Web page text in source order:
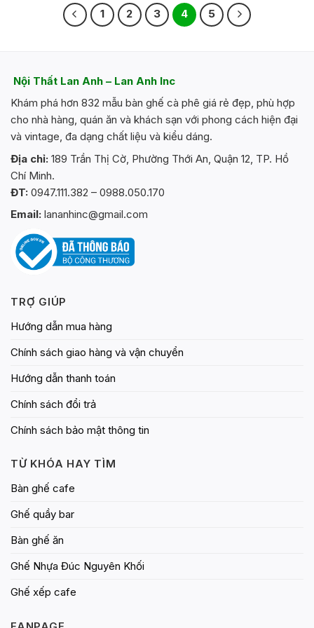
1 2 3 4 5
Nội Thất Lan Anh – Lan Anh Inc
Khám phá hơn 832 mẫu bàn ghế cà phê giá rẻ đẹp, phù hợp
cho nhà hàng, quán ăn và khách sạn với phong cách hiện đại
và vintage, đa dạng chất liệu và kiểu dáng.
Địa chỉ: 189 Trần Thị Cờ, Phường Thới An, Quận 12, TP. Hồ
Chí Minh.
ĐT: 0947.111.382 – 0988.050.170
Email: lananhinc@gmail.com
TRỢ GIÚP
Hướng dẫn mua hàng
Chính sách giao hàng và vận chuyển
Hướng dẫn thanh toán
Chính sách đổi trả
Chính sách bảo mật thông tin
TỪ KHÓA HAY TÌM
Bàn ghế cafe
Ghế quầy bar
Bàn ghế ăn
Ghế Nhựa Đúc Nguyên Khối
Ghế xếp cafe